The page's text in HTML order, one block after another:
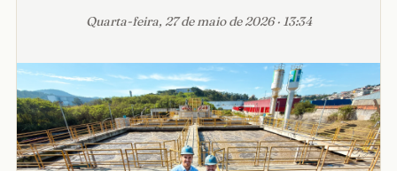
Quarta-feira, 27 de maio de 2026 · 13:34